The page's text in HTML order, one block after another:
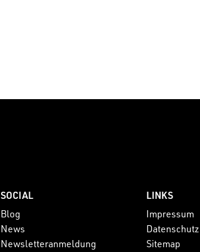
SOCIAL
Blog
News
Newsletteranmeldung
LINKS
Impressum
Datenschutz
Sitemap